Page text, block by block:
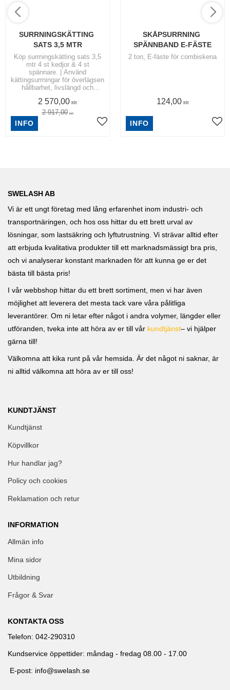
SURRNINGSKÄTTING
SATS 3,5 MTR
Köp surrningskätting sats 3,5
mtr 4 st kedjor & 4 st
spännare. | Använd
kättingsurrningar för överlägsen
hållbarhet, livslängd och
2 570,00 KR
2 917,00 KR
INFO
SKÅPSURRNING
SPÄNNBAND E-FÄSTE
2 ton, E-fäste för combiskena
124,00 KR
INFO
SWELASH AB
Vi är ett ungt företag med lång erfarenhet inom industri- och
transportnäringen, och hos oss hittar du ett brett urval av
lösningar, som lastsäkring och lyftutrustning. Vi strävar alltid efter
att erbjuda kvalitativa produkter till ett marknadsmässigt bra pris,
och vi analyserar konstant marknaden för att kunna ge er det
bästa till bästa pris!
I vår webbshop hittar du ett brett sortiment, men vi har även
möjlighet att leverera det mesta tack vare våra pålitliga
leverantörer. Om ni letar efter något i andra volymer, längder eller
utföranden, tveka inte att höra av er till vår kundtjänst– vi hjälper
gärna till!
Välkomna att kika runt på vår hemsida. Är det något ni saknar, är
ni alltid välkomna att höra av er till oss!
KUNDTJÄNST
Kundtjänst
Köpvillkor
Hur handlar jag?
Policy och cookies
Reklamation och retur
INFORMATION
Allmän info
Mina sidor
Utbildning
Frågor & Svar
KONTAKTA OSS
Telefon: 042-290310
Kundservice öppettider: måndag - fredag 08.00 - 17.00
E-post: info@swelash.se